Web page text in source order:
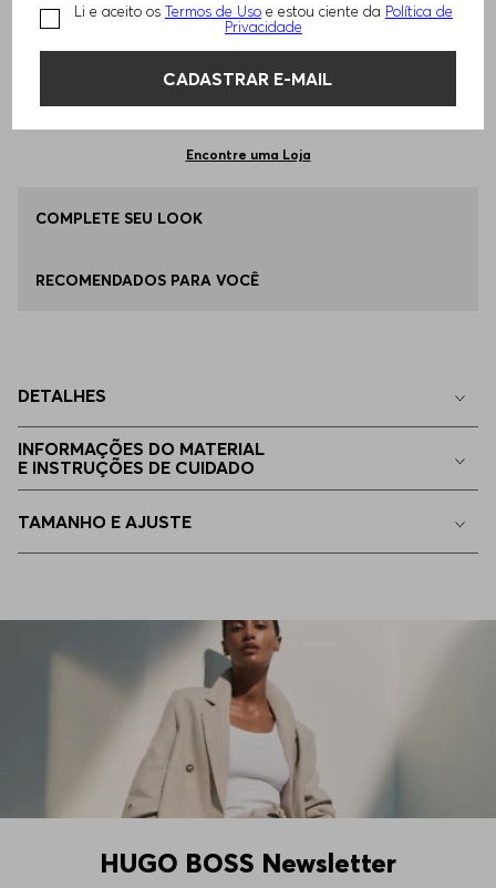
Li e aceito os Termos de Uso e estou ciente da Política de
Privacidade
CADASTRAR E-MAIL
TAMANHO -EGG Informações do Tamanho
Qual o seu Tamanho? Tabela de Tamanhos
P - S
M - M
EEGG Indisponível
Encontre uma Loja
COMPLETE SEU LOOK
RECOMENDADOS PARA VOCÊ
DETALHES
INFORMAÇÕES DO MATERIAL
E INSTRUÇÕES DE CUIDADO
TAMANHO E AJUSTE
HUGO BOSS Newsletter